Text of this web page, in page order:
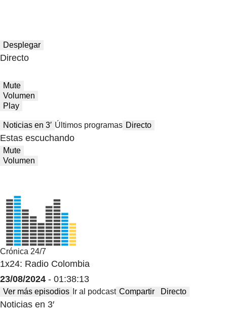
Desplegar
Directo
Mute
Volumen
Play
Noticias en 3′ Últimos programas Directo
Estas escuchando
Mute
Volumen
Crónica 24/7
1x24: Radio Colombia
23/08/2024 - 01:38:13
Ver más episodios Ir al podcast Compartir Directo
Noticias en 3′